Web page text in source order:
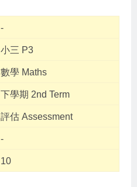
-
小三 P3
數學 Maths
下學期 2nd Term
評估 Assessment
-
10